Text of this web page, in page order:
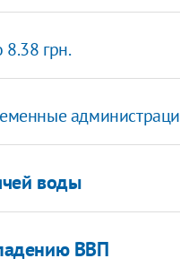
грн.
воды
ВВП